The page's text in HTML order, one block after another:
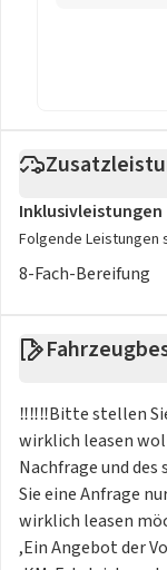
Inklusivleistungen
Folgende Leistungen
8-Fach-Bereifung
‼️‼️‼️Bitte stellen
wirklich leasen
Nachfrage und
Sie eine Anfrage
wirklich leasen
,Ein Angebot der